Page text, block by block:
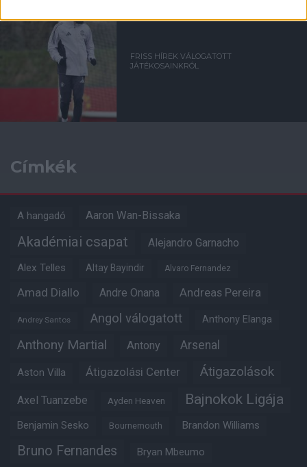
FRISS HÍREK VÁLOGATOTT
JÁTÉKOSAINKRÓL
Címkék
A hangadó Aaron Wan-Bissaka
Akadémiai csapat Alejandro Garnacho
Alex Telles Altay Bayindir Alvaro Fernandez
Amad Diallo Andre Onana Andreas Pereira
Andrey Santos Angol válogatott Anthony Elanga
Anthony Martial Antony Arsenal
Aston Villa Átigazolási Center Átigazolások
Axel Tuanzebe Ayden Heaven Bajnokok Ligája
Benjamin Sesko Bournemouth Brandon Williams
Bruno Fernandes Bryan Mbeumo